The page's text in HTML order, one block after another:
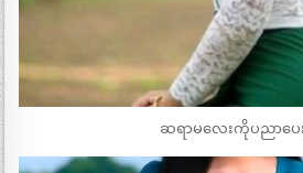
ဆရာမလေးကိုပညာပေး